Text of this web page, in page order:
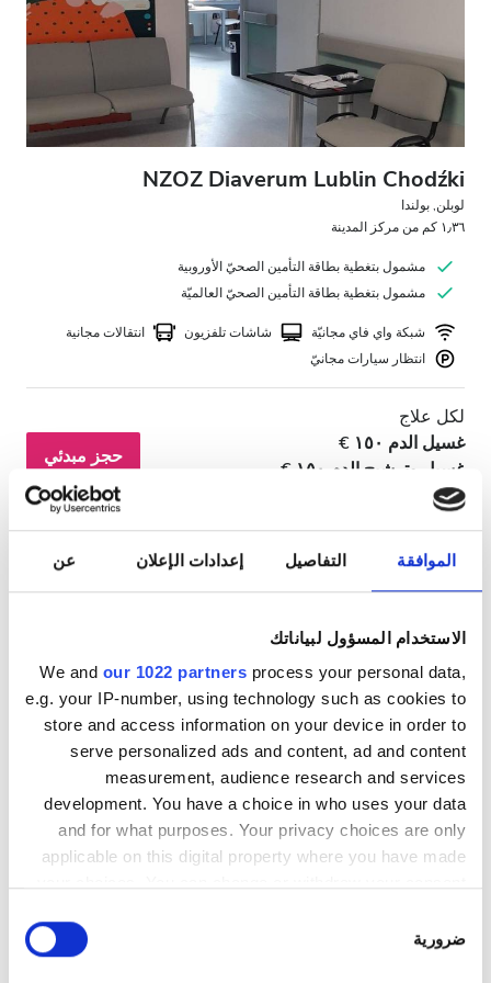
الموافقة التفاصيل إعدادات الإعلان عن
الاستخدام المسؤول لبياناتك
We and our 1022 partners process your personal data,
e.g. your IP-number, using technology such as cookies to
store and access information on your device in order to
serve personalized ads and content, ad and content
measurement, audience research and services
development. You have a choice in who uses your data
and for what purposes. Your privacy choices are only
applicable on this digital property where you have made
the Privacy trigger icon.
الموافقة
ضرورية
مرضى مصابين بفيروس نقص المناعة البشرية
مرضى مصابين بالتهاب الكبد B
مرضى مصابين بالتهاب الكبد C
بطاقة التأمين الصحيّ العالميّة
المرافق
المرطبات
شاشات تلفزيون
انتقالات مجانية
السعر
0 – 100 يورو
100 – 200 يورو
200 – 300 يورو
أكثر من 300 يورو
المناوبات
بعد الظهيرة
NZOZ Diaverum Lublin Chodźki
لوبلن, بولندا
١٫٣٦ كم من مركز المدينة
مشمول بتغطية بطاقة التأمين الصحيّ الأوروبية
مشمول بتغطية بطاقة التأمين الصحيّ العالميّة
شبكة واي فاي مجانيّة شاشات تلفزيون
انتقالات مجانية
انتظار سيارات مجانيّ
لكل علاج
غسيل الدم ١٥٠ €
غسيل وترشيح الدم ١٥٠ €
حجز مبدئي
NZOZ Diaverum Lublin Kraśnicka
لوبلن, بولندا
٥٫١ كم من مركز المدينة
مشمول بتغطية بطاقة التأمين الصحيّ الأوروبية
مشمول بتغطية بطاقة التأمين الصحيّ العالميّة